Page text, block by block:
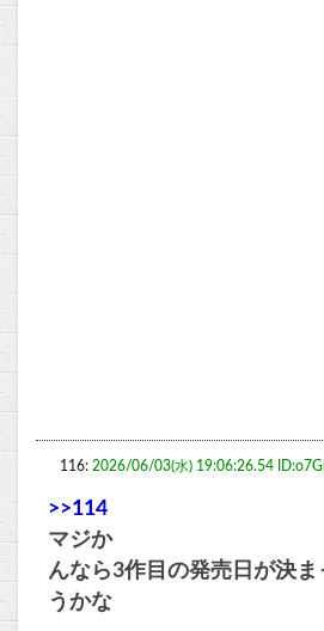
116: 2026/06/03(水) 19:06:26.54
>>114
マジか
んなら3作目の発売日が決ま
うかな